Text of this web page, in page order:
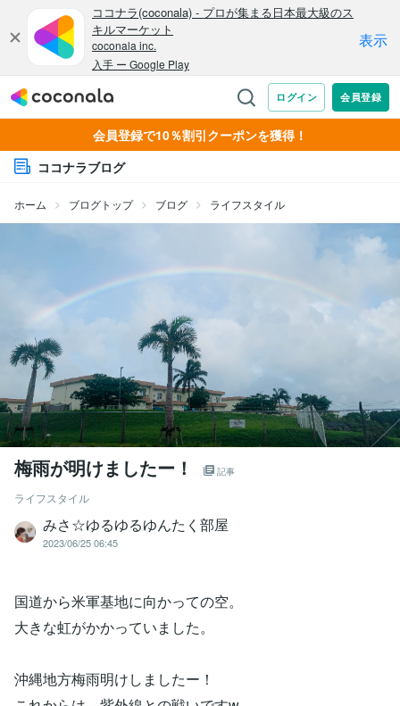
会員登録で10％割引クーポンを獲得！
ココナラブログ
ホーム ブログトップ ブログ ライフスタイル
梅雨が明けましたー！ 記事
ライフスタイル
みさ☆ゆるゆるゆんたく部屋
2023/06/25 06:45
国道から米軍基地に向かっての空。
大きな虹がかかっていました。
沖縄地方梅雨明けしましたー！